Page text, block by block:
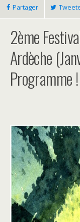
Partager
2ème
Ardèche
Programme !